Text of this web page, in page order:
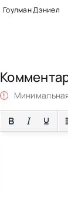
Гоулман Дэниел